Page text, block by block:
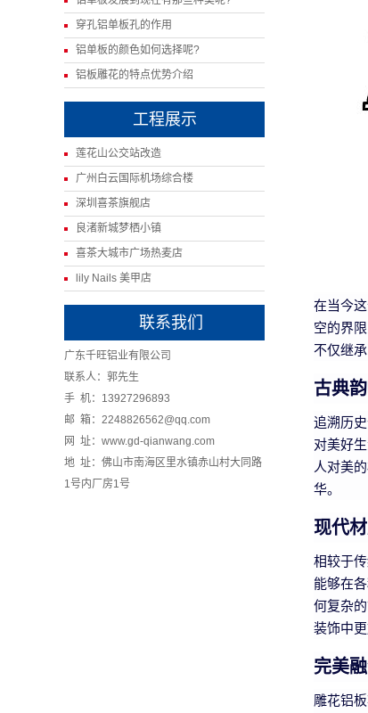
穿孔铝单板孔的作用
铝单板的颜色如何选择呢?
铝板雕花的特点优势介绍
工程展示
莲花山公交站改造
广州白云国际机场综合楼
深圳喜茶旗舰店
良渚新城梦栖小镇
喜茶大城市广场热麦店
lily Nails 美甲店
联系我们
广东千旺铝业有限公司
联系人：郭先生
手 机：13927296893
邮 箱：2248826562@qq.com
网 址：www.gd-qianwang.com
地 址：佛山市南海区里水镇赤山村大同路
1号内厂房1号
在当今
空的界
不仅继
古典
追溯历
对美好
人对美
华。
现代
相较于
能够在
何复杂
装饰中更
完美
雕花铝